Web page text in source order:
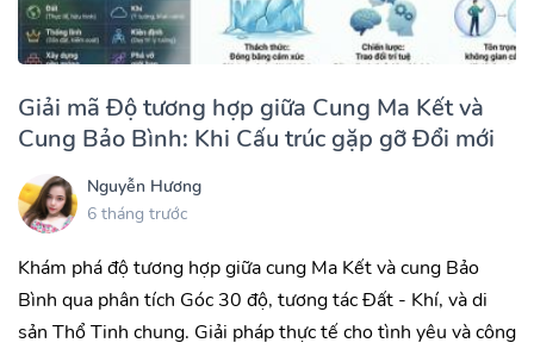
Giải mã Độ tương hợp giữa Cung Ma Kết và
Cung Bảo Bình: Khi Cấu trúc gặp gỡ Đổi mới
Nguyễn Hương
6 tháng trước
Khám phá độ tương hợp giữa cung Ma Kết và cung Bảo
Bình qua phân tích Góc 30 độ, tương tác Đất - Khí, và di
sản Thổ Tinh chung. Giải pháp thực tế cho tình yêu và công